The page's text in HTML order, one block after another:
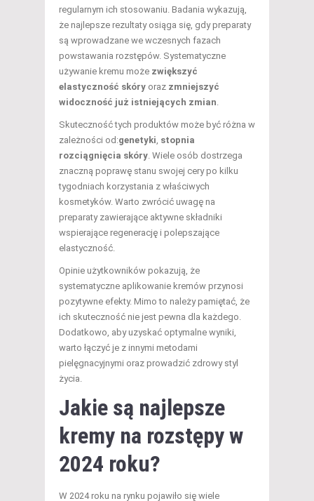
regularnym ich stosowaniu. Badania wykazują,
że najlepsze rezultaty osiąga się, gdy preparaty
są wprowadzane we wczesnych fazach
powstawania rozstępów. Systematyczne
używanie kremu może zwiększyć
elastyczność skóry oraz zmniejszyć
widoczność już istniejących zmian
Skuteczność tych produktów może być różna w
zależności od:genetyki stopnia
rozciągnięcia skóry . Wiele osób dostrzega
znaczną poprawę stanu swojej cery po kilku
tygodniach korzystania z właściwych
kosmetyków. Warto zwrócić uwagę na
preparaty zawierające aktywne składniki
wspierające regenerację i polepszające
elastyczność.
Opinie użytkowników pokazują, że
systematyczne aplikowanie kremów przynosi
pozytywne efekty. Mimo to należy pamiętać, że
ich skuteczność nie jest pewna dla każdego.
Dodatkowo, aby uzyskać optymalne wyniki,
warto łączyć je z innymi metodami
pielęgnacyjnymi oraz prowadzić zdrowy styl
życia.
Jakie są najlepsze
kremy na rozstępy w
2024 roku?
W 2024 roku na rynku pojawiło się wiele